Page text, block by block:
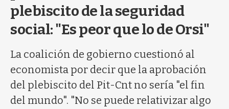
plebiscito de la seguridad
social: "Es peor que lo de Orsi"
La coalición de gobierno cuestionó al
economista por decir que la aprobación
del plebiscito del Pit-Cnt no sería "el fin
del mundo". "No se puede relativizar algo